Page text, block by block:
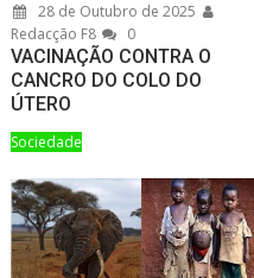
28 de Outubro de 2025
Redacção F8
0
VACINAÇÃO CONTRA O
CANCRO DO COLO DO
ÚTERO
Sociedade